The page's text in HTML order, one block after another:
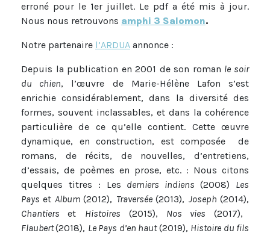
erroné pour le 1er juillet. Le pdf a été mis à jour.
Nous nous retrouvons amphi 3 Salomon.
Notre partenaire l’ARDUA annonce :
Depuis la publication en 2001 de son roman le soir
du chien, l’œuvre de Marie-Hélène Lafon s’est
enrichie considérablement, dans la diversité des
formes, souvent inclassables, et dans la cohérence
particulière de ce qu’elle contient. Cette œuvre
dynamique, en construction, est composée de
romans, de récits, de nouvelles, d’entretiens,
d’essais, de poèmes en prose, etc. : Nous citons
quelques titres : Les derniers indiens (2008) Les
Payset Album(2012), Traversée(2013), Joseph(2014),
Chantierset Histoires (2015), Nos vies (2017),
Flaubert(2018), Le Pays d’en haut(2019), Histoire du fils